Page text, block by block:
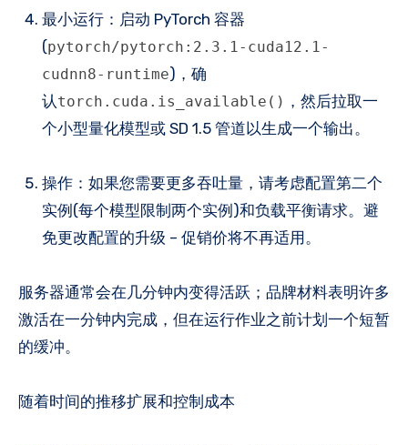
最小运行：启动 PyTorch 容器
(pytorch/pytorch:2.3.1-cuda12.1-
cudnn8-runtime)，确
认 torch.cuda.is_available() ，然后拉取一
个小型量化模型或 SD 1.5 管道以生成一个输出。
操作：如果您需要更多吞吐量，请考虑配置第二个
实例(每个模型限制两个实例)和负载平衡请求。避
免更改配置的升级 – 促销价将不再适用。
服务器通常会在几分钟内变得活跃；品牌材料表明许多
激活在一分钟内完成，但在运行作业之前计划一个短暂
的缓冲。
随着时间的推移扩展和控制成本